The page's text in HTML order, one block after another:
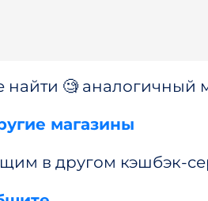
найти 🧐 аналогичный
магазины
в другом кэшбэк-